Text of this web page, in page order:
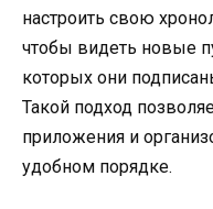
настроить свою
чтобы видеть новые
которых они
Такой подход
приложения и
удобном порядке.